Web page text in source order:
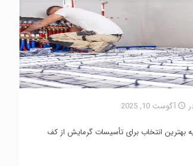
آگوست 10, 2025
لوله ۵ لایه بهترین انتخاب برای تأسیسات گرمایش از کف